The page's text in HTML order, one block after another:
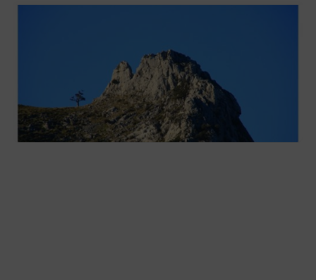
Las «Peñas del Duranguesado»,
protagonistas de la nueva exposición en
Ezkurdi
2026-08-02